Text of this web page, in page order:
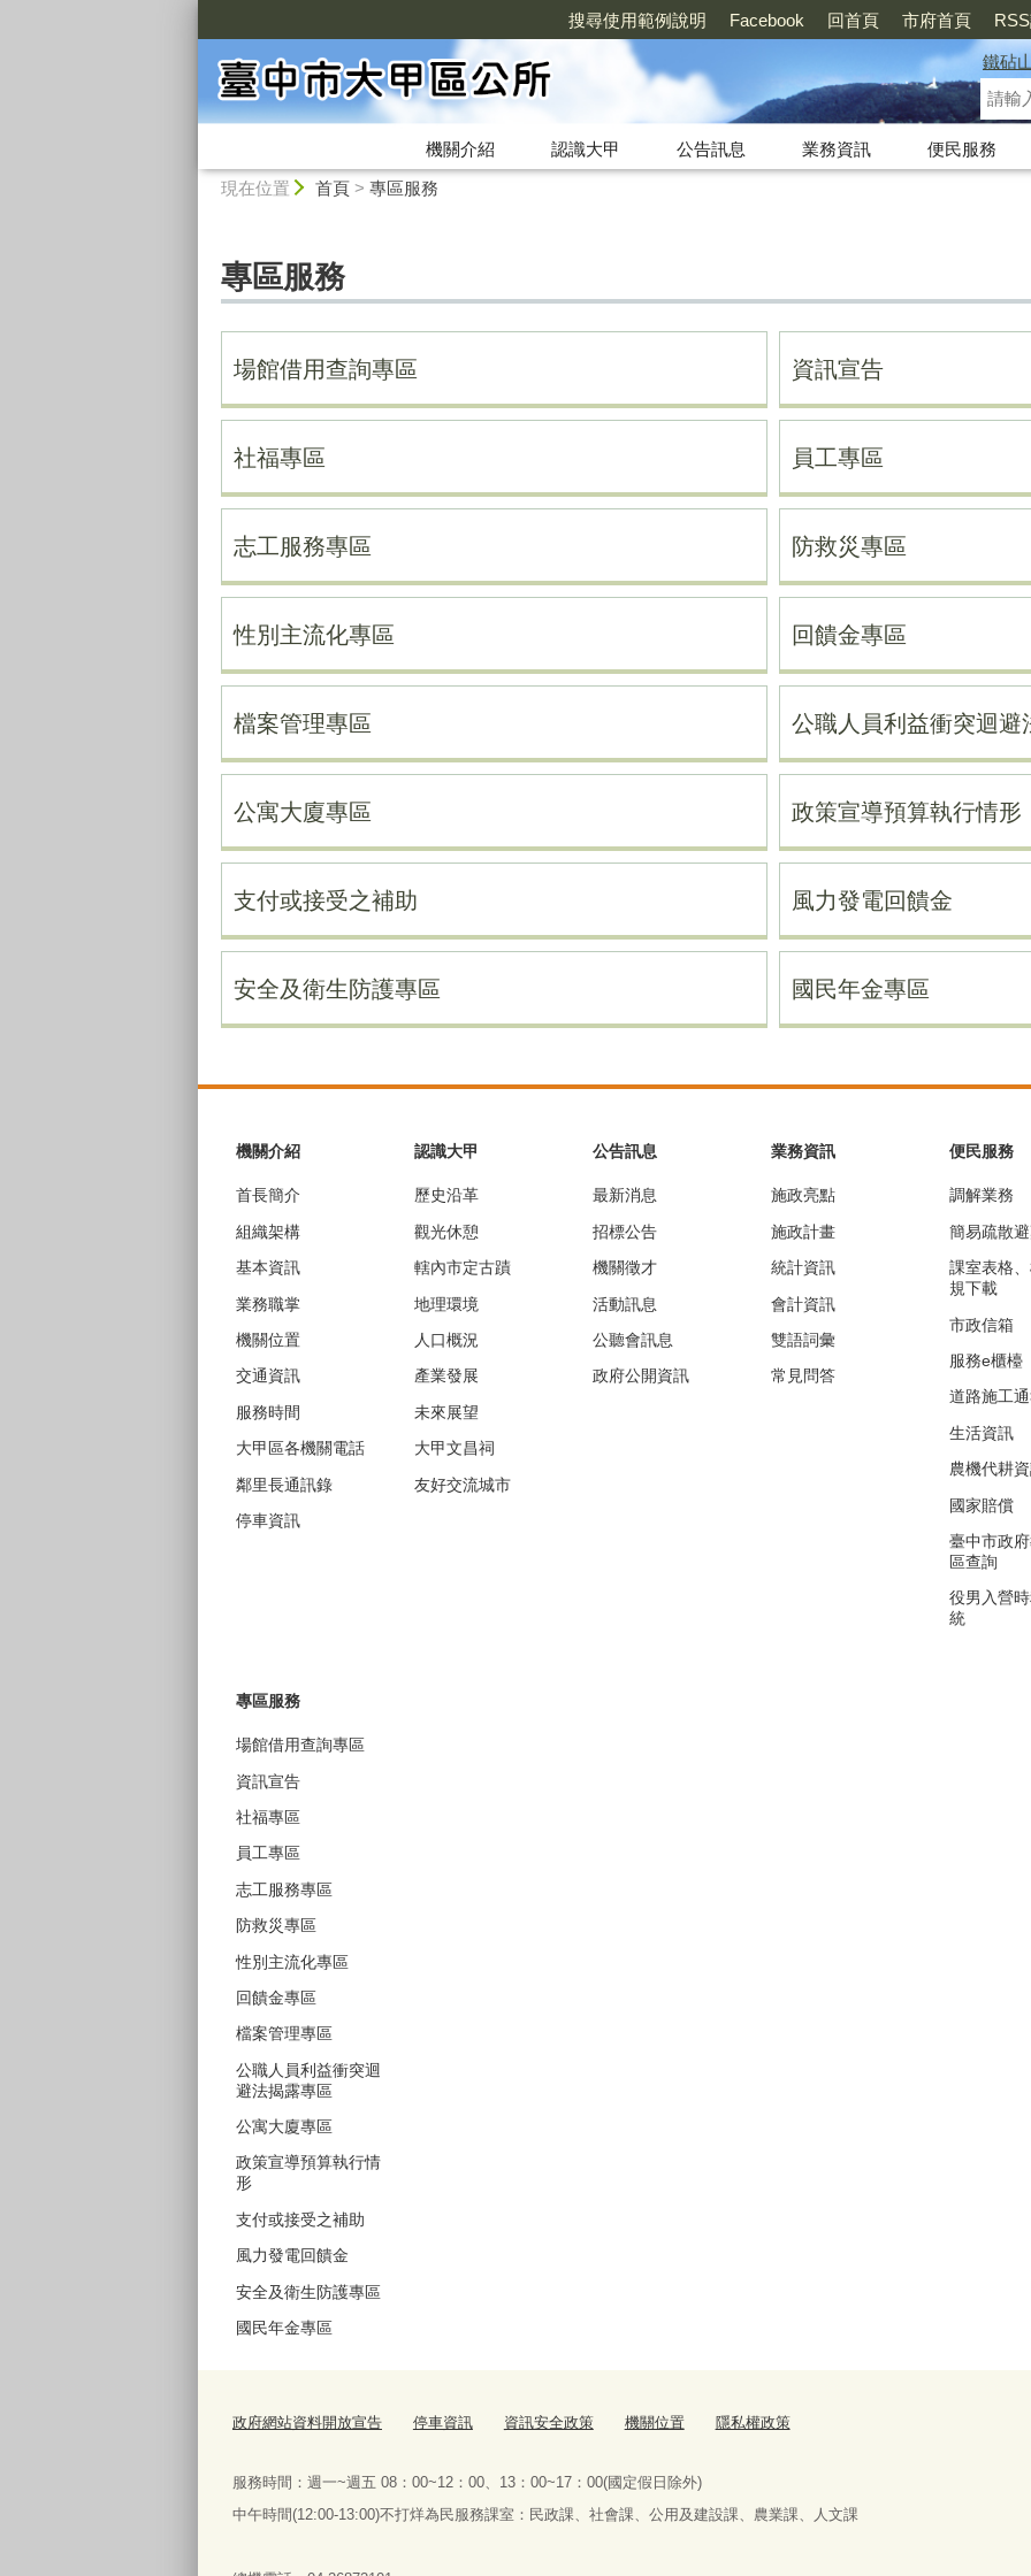
搜尋使用範例說明 Facebook 回首頁 市府首頁
鐵砧
機關介紹 認識大甲 公告訊息 業務資訊
便民服務
現在位置 首頁> 專區服務
專區服務
場館借用查詢專區 資訊宣告
社福專區 員工專區
志工服務專區 防救災專區
性別主流化專區 回饋金專區
檔案管理專區 公職人員利益衝突迴避
公寓大廈專區 政策宣導預算執行情形
支付或接受之補助 風力發電回饋金
安全及衛生防護專區 國民年金專區
機關介紹
首長簡介
組織架構
基本資訊
業務職掌
機關位置
交通資訊
服務時間
大甲區各機關電話
鄰里長通訊錄
停車資訊
認識大甲
歷史沿革
觀光休憩
轄內市定古蹟
地理環境
人口概況
產業發展
未來展望
大甲文昌祠
友好交流城市
公告訊息
最新消息
招標公告
機關徵才
活動訊息
公聽會訊息
政府公開資訊
業務資訊
施政亮點
施政計畫
統計資訊
會計資訊
雙語詞彙
常見問答
便民服務
調解業務
簡易疏散
課室表格
規下載
市政信箱
服務e櫃檯
道路施工
生活資訊
農機代耕
國家賠償
臺中市政
區查詢
役男入營
統
專區服務
場館借用查詢專區
資訊宣告
社福專區
員工專區
志工服務專區
防救災專區
性別主流化專區
回饋金專區
檔案管理專區
公職人員利益衝突迴
避法揭露專區
公寓大廈專區
政策宣導預算執行情
形
支付或接受之補助
風力發電回饋金
安全及衛生防護專區
國民年金專區
政府網站資料開放宣告 停車資訊 資訊安全政策 機關位置 隱私權政策
服務時間：週一~週五 08：00~12：00、13：00~17：00(國定假日除外)
中午時間(12:00-13:00)不打烊為民服務課室：民政課、社會課、公用及建設課、農業課、人文課